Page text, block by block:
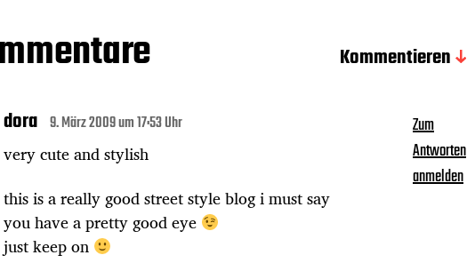
Kommentieren
dora 9. März 2009 um 17:53 Uhr
very cute and stylish
this is a really good street style blog i must say
you have a pretty good eye
just keep on
Zum
Antworten
anmelden